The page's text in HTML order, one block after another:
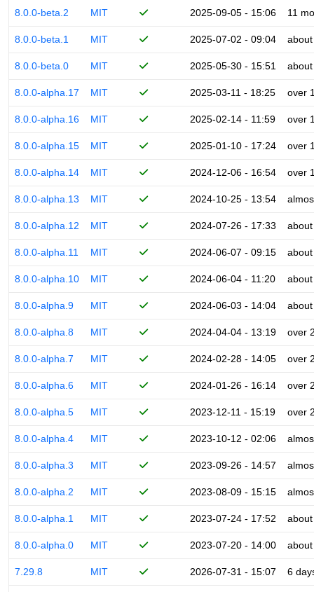
8.0.0-beta.2 MIT 2025-09-05 - 15:06 11
8.0.0-beta.1 MIT 2025-07-02 - 09:04
8.0.0-beta.0 MIT 2025-05-30 - 15:51
8.0.0-alpha.17 MIT 2025-03-11 - 18:25 over
8.0.0-alpha.16 MIT 2025-02-14 - 11:59 over
8.0.0-alpha.15 MIT 2025-01-10 - 17:24 over
8.0.0-alpha.14 MIT 2024-12-06 - 16:54 over
8.0.0-alpha.13 MIT 2024-10-25 - 13:54
8.0.0-alpha.12 MIT 2024-07-26 - 17:33
8.0.0-alpha.11 MIT 2024-06-07 - 09:15
8.0.0-alpha.10 MIT 2024-06-04 - 11:20
8.0.0-alpha.9 MIT 2024-06-03 - 14:04
8.0.0-alpha.8 MIT 2024-04-04 - 13:19 over
8.0.0-alpha.7 MIT 2024-02-28 - 14:05 over
8.0.0-alpha.6 MIT 2024-01-26 - 16:14 over
8.0.0-alpha.5 MIT 2023-12-11 - 15:19 over
8.0.0-alpha.4 MIT 2023-10-12 - 02:06
8.0.0-alpha.3 MIT 2023-09-26 - 14:57
8.0.0-alpha.2 MIT 2023-08-09 - 15:15
8.0.0-alpha.1 MIT 2023-07-24 - 17:52
8.0.0-alpha.0 MIT 2023-07-20 - 14:00
7.29.8 MIT 2026-07-31 - 15:07 6